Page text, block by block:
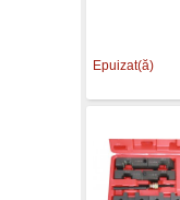
Epuizat(ă)